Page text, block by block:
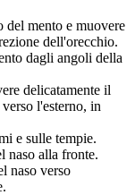
del mento e muovere
dell'orecchio.
dagli angoli della
delicatamente il
l'esterno, in
e sulle tempie.
naso alla fronte.
naso verso